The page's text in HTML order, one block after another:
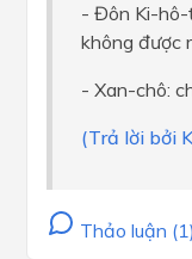
- Đôn Ki-hô-
không được
- Xan-chô:
(Trả lời bởi
Thảo luận (1)